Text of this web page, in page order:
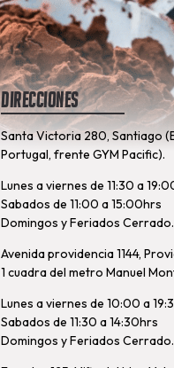
Direcciones
Santa Victoria 280, Santiago
Portugal, frente GYM Pacific).
Lunes a viernes de 11:30 a
Sabados de 11:00 a 15:00hrs
Domingos y Feriados Cerrado.
Avenida providencia 1144,
1 cuadra del metro Manuel
Lunes a viernes de 10:00 a
Sabados de 11:30 a 14:30hrs
Domingos y Feriados Cerrado.